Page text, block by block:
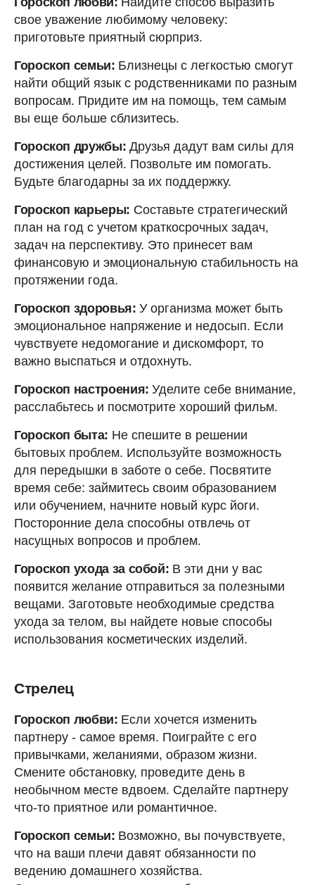
свое уважение любимому человеку:
приготовьте приятный сюрприз.
Гороскоп семьи: Близнецы с легкостью смогут
найти общий язык с родственниками по разным
вопросам. Придите им на помощь, тем самым
вы еще больше сблизитесь.
Гороскоп дружбы: Друзья дадут вам силы для
достижения целей. Позвольте им помогать.
Будьте благодарны за их поддержку.
Гороскоп карьеры: Составьте стратегический
план на год с учетом краткосрочных задач,
задач на перспективу. Это принесет вам
финансовую и эмоциональную стабильность на
протяжении года.
Гороскоп здоровья:У организма может быть
эмоциональное напряжение и недосып. Если
чувствуете недомогание и дискомфорт, то
важно выспаться и отдохнуть.
Гороскоп настроения:Уделите себе внимание,
расслабьтесь и посмотрите хороший фильм.
Гороскоп быта: Не спешите в решении
бытовых проблем. Используйте возможность
для передышки в заботе о себе. Посвятите
время себе: займитесь своим образованием
или обучением, начните новый курс йоги.
Посторонние дела способны отвлечь от
насущных вопросов и проблем.
Гороскоп ухода за собой: В эти дни у вас
появится желание отправиться за полезными
вещами. Заготовьте необходимые средства
ухода за телом, вы найдете новые способы
использования косметических изделий.
Стрелец
Гороскоп любви: Если хочется изменить
партнеру - самое время. Поиграйте с его
привычками, желаниями, образом жизни.
Смените обстановку, проведите день в
необычном месте вдвоем. Сделайте партнеру
что-то приятное или романтичное.
Гороскоп семьи: Возможно, вы почувствуете,
что на ваши плечи давят обязанности по
ведению домашнего хозяйства.